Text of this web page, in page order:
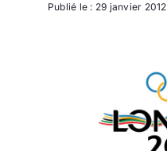
Publié le : 29 janvier 2012